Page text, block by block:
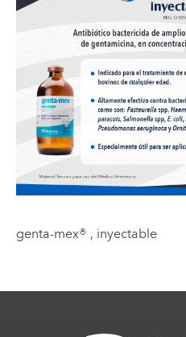
genta-mex® , inyectable